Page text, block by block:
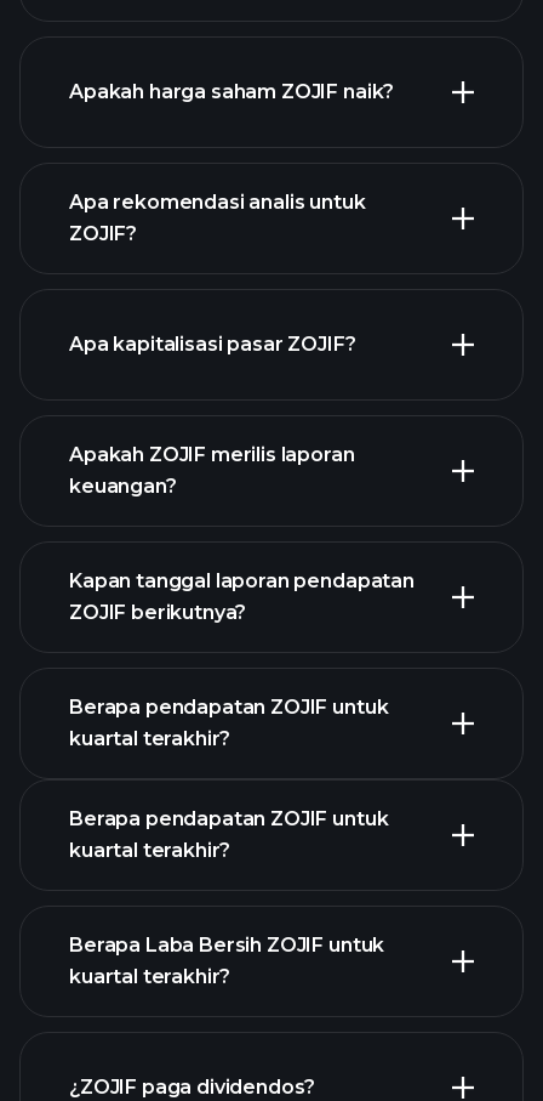
grafik
Apakah harga saham ZOJIF naik?
Apa rekomendasi analis untuk
ZOJIF?
Apa kapitalisasi pasar ZOJIF?
daftar saham kami
Apakah ZOJIF merilis laporan
keuangan?
keuangan ZOJIF
Kapan tanggal laporan pendapatan
ZOJIF berikutnya?
Berapa pendapatan ZOJIF untuk
kuartal terakhir?
pendapatan
Berapa pendapatan ZOJIF untuk
kuartal terakhir?
Berapa Laba Bersih ZOJIF untuk
kuartal terakhir?
¿ZOJIF paga dividendos?